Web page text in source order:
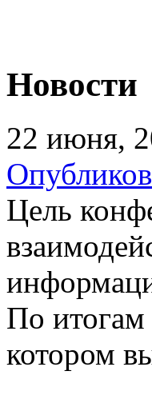
Новости
22 июня,
Цель
По итогам
котором